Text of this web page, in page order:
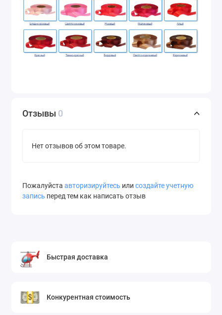
Отзывы 0
Нет отзывов об этом товаре.
Пожалуйста авторизируйтесь или создайте учетную
запись перед тем как написать отзыв
Быстрая доставка
Конкурентная стоимость